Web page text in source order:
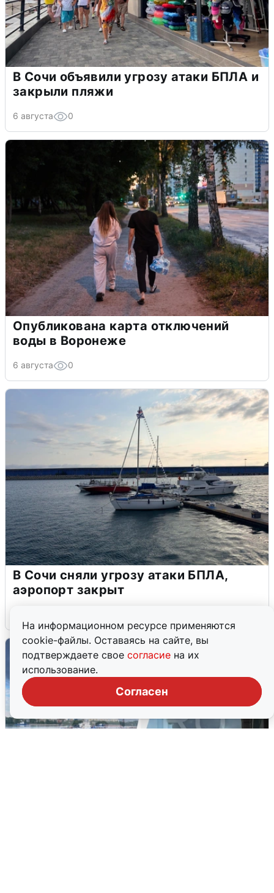
На информационном ресурсе применяются
cookie-файлы. Оставаясь на сайте, вы
подтверждаете свое согласие на их
использование.
Согласен
В Сочи объявили угрозу атаки БПЛА и
закрыли пляжи
6 августа 0
Опубликована карта отключений
воды в Воронеже
6 августа 0
В Сочи сняли угрозу атаки БПЛА,
аэропорт закрыт